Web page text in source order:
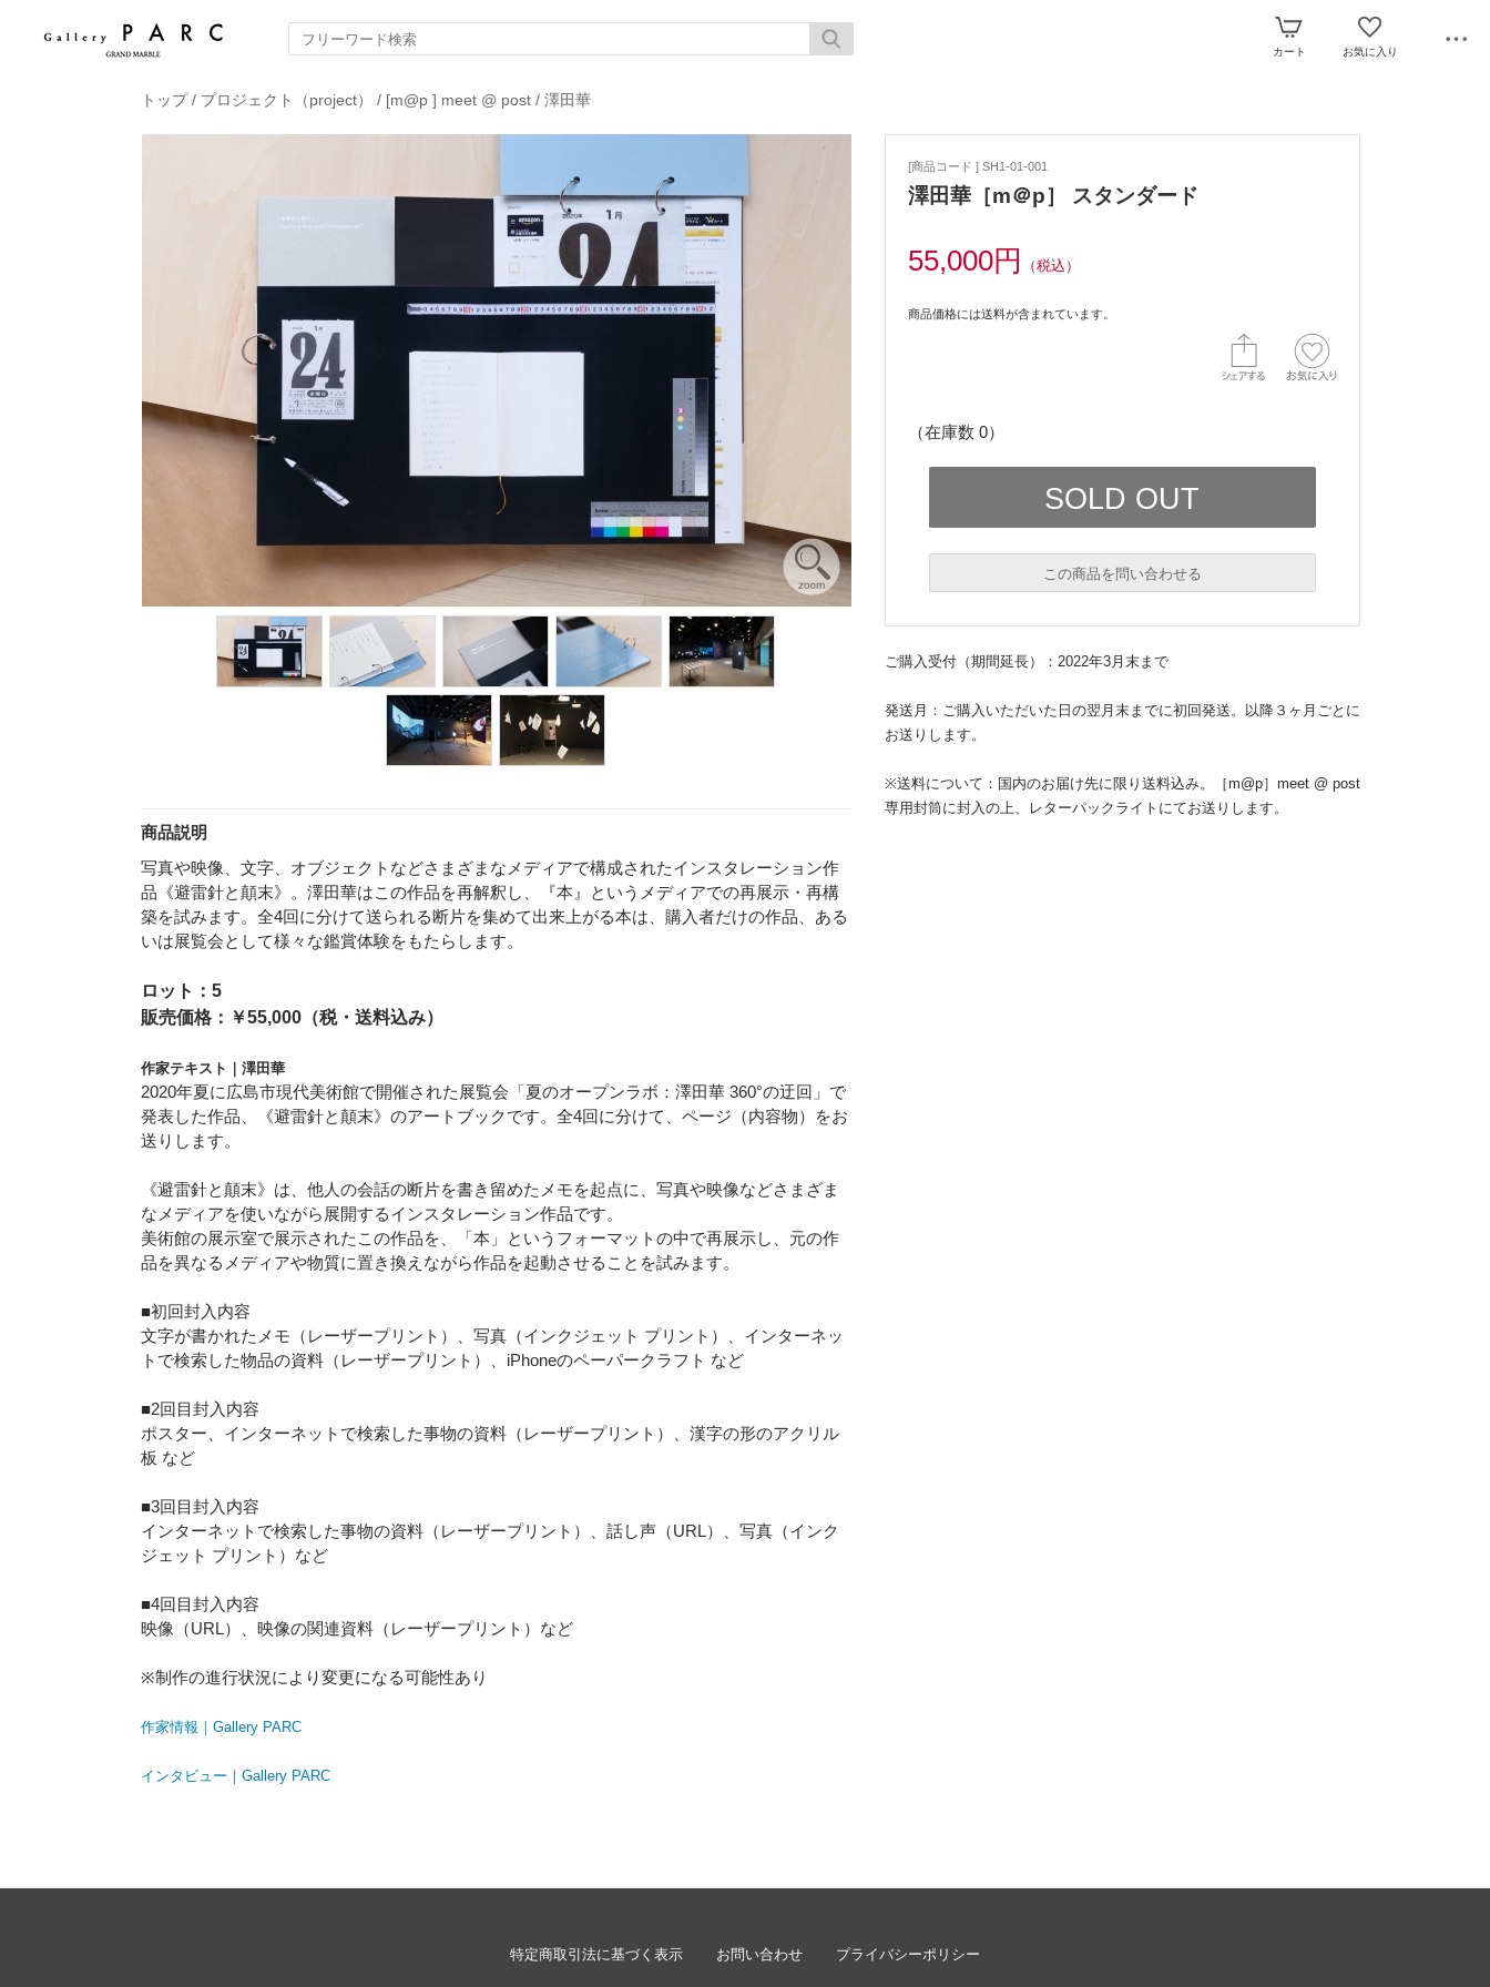
カート お気に入り
トップ/ プロジェクト（project） / [m@p ] meet @ post / 澤田華
商品説明
写真や映像、文字、オブジェクトなどさまざまなメディアで構成されたインスタレーション作
品《避雷針と顛末》。澤田華はこの作品を再解釈し、『本』というメディアでの再展示・再構
築を試みます。全4回に分けて送られる断片を集めて出来上がる本は、購入者だけの作品、ある
いは展覧会として様々な鑑賞体験をもたらします。
ロット：5
販売価格：￥55,000（税・送料込み）
作家テキスト｜澤田華
2020年夏に広島市現代美術館で開催された展覧会「夏のオープンラボ：澤田華 360°の迂回」で
発表した作品、《避雷針と顛末》のアートブックです。全4回に分けて、ページ（内容物）をお
送りします。
《避雷針と顛末》は、他人の会話の断片を書き留めたメモを起点に、写真や映像などさまざま
なメディアを使いながら展開するインスタレーション作品です。
美術館の展示室で展示されたこの作品を、「本」というフォーマットの中で再展示し、元の作
品を異なるメディアや物質に置き換えながら作品を起動させることを試みます。
■初回封入内容
文字が書かれたメモ（レーザープリント）、写真（インクジェット プリント）、インターネッ
トで検索した物品の資料（レーザープリント）、iPhoneのペーパークラフト など
■2回目封入内容
ポスター、インターネットで検索した事物の資料（レーザープリント）、漢字の形のアクリル
板 など
■3回目封入内容
インターネットで検索した事物の資料（レーザープリント）、話し声（URL）、写真（インク
ジェット プリント）など
■4回目封入内容
映像（URL）、映像の関連資料（レーザープリント）など
※制作の進行状況により変更になる可能性あり
作家情報｜Gallery PARC
インタビュー｜Gallery PARC
[商品コード ] SH1-01-001
澤田華［m＠p］ スタンダード
55,000円 （税込）
商品価格には送料が含まれています。
（在庫数 0）
この商品を問い合わせる
ご購入受付（期間延長）：2022年3月末まで
発送月：ご購入いただいた日の翌月末までに初回発送。以降３ヶ月ごとに
お送りします。
※送料について：国内のお届け先に限り送料込み。［m@p］meet @ post
専用封筒に封入の上、レターパックライトにてお送りします。
特定商取引法に基づく表示 お問い合わせ プライバシーポリシー